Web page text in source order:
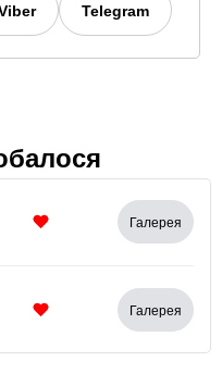
Telegram
Галерея
Галерея